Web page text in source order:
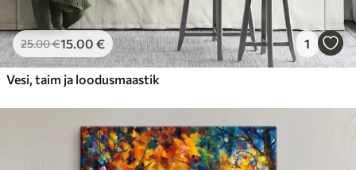
25.00€15.00 € 1
Vesi, taim ja loodusmaastik